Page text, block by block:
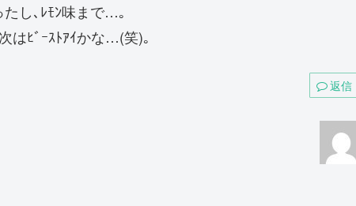
し､ﾚﾓﾝ味まで…｡
はﾋﾞｰｽﾄｱｲかな…(笑)｡
返信